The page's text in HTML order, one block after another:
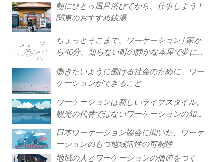
朝にひとっ風呂浴びてから、仕事しよう！
関東のおすすめ銭湯
ちょっとそこまで、ワーケーション | 家か
ら40分、知らない町の静かな本屋で夢に近
働きたいように働ける社会のために、ワー
ケーションができること
ワーケーションは新しいライフスタイル。
観光の代替ではないワーケーションの知ら
日本ワーケーション協会に聞いた、ワーケ
ーションのもつ地域活性の可能性
地域の人とワーケーションの価値をつく